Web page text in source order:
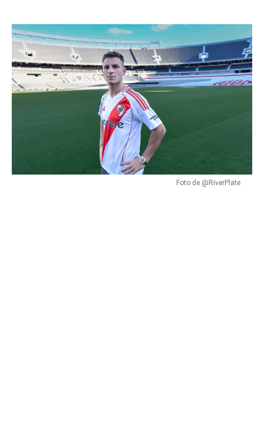
Foto de @RiverPlate